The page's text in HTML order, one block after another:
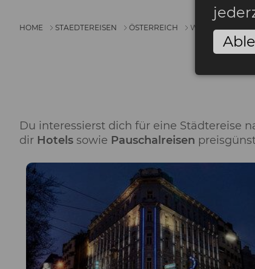
HOME STAEDTEREISEN ÖSTERREICH WIEN
Du interessierst dich für eine Städtereise
dir Hotels sowie Pauschalreisen